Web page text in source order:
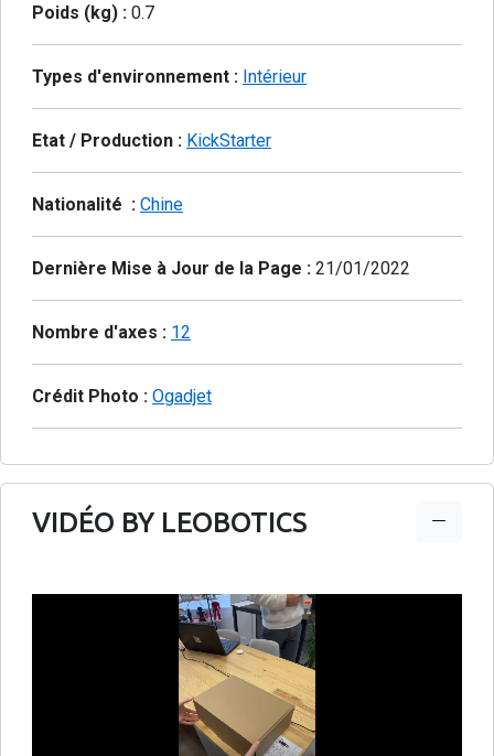
Poids (kg) : 0.7
Types d'environnement : Intérieur
Etat / Production : KickStarter
Nationalité : Chine
Dernière Mise à Jour de la Page : 21/01/2022
Nombre d'axes : 12
Crédit Photo : Ogadjet
VIDÉO BY LEOBOTICS